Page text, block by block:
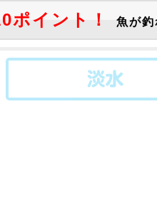
ポイント！ 魚が